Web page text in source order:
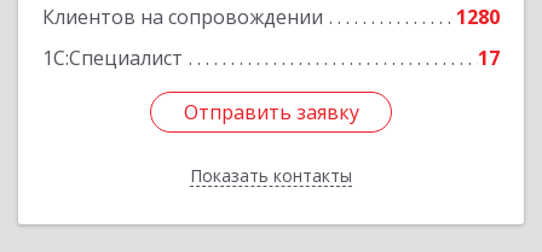
Клиентов на сопровождении
1280
1С:Специалист
17
Отправить заявку
Показать контакты
Отправить заявку
Назад